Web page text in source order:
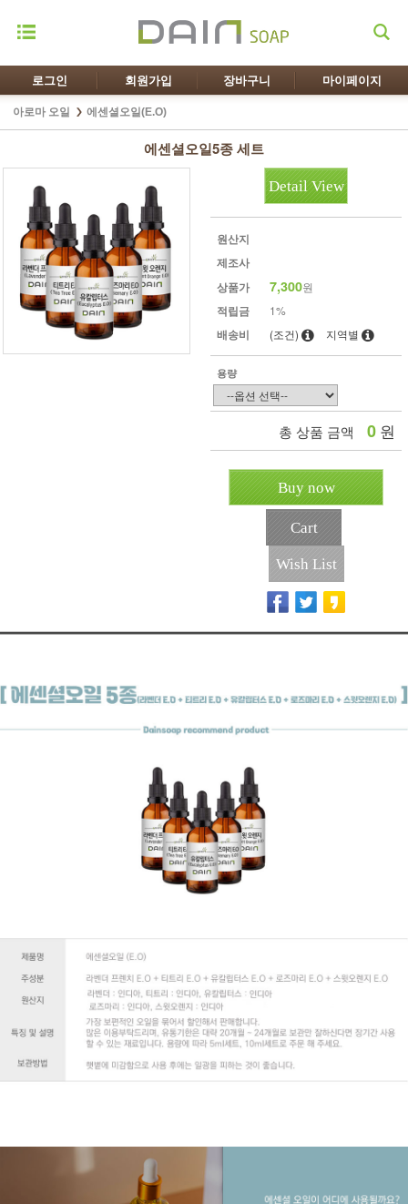
로그인 회원가입 장바구니 마이페이지
아로마 오일 에센셜오일(E.O)
에센셜오일5종 세트
Detail View
원산지
제조사
상품가
7,300원
적립금 1%
배송비 (조건) 지역별
용량
총 상품 금액 0 원
Buy now
Cart
Wish List